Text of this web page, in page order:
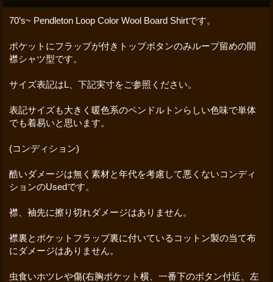
70’s~ Pendleton Loop Color Wool Board Shirtです。
ポケットにフラップが付きトップボタンのみループ留めの開
襟シャツ型です。
サイズ表記はL、下記実寸をご参照ください。
表記サイズも大きく暖色系のペンドルトンらしい色味で単体
でも着易いと思います。
(コンディション)
酷いダメージは無く素材と年代を考慮して悪くないコンディ
ションのUsedです。
襟、袖先に擦り切れダメージはありません。
襟裏とポケットフラップ裏に付いているコットン製の当て布
にダメージはありません。
虫食いホツレや傷(右胸ポケット横、一番下のボタン付近、左